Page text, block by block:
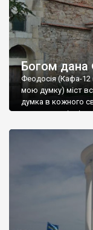
Богом дана
Феодосія (Кафа-12
мою думку) міст
думка в кожного
запрошую